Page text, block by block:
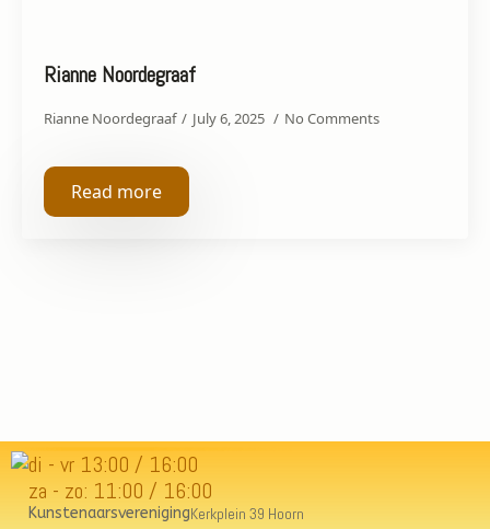
Rianne Noordegraaf
Rianne Noordegraaf July 6, 2025 No Comments
Read more
di - vr 13:00 / 16:00
za - zo: 11:00 / 16:00
KunstenaarsverenigingKerkplein 39 Hoorn